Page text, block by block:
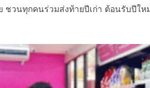
ชวนทุกคนร่วมส่งท้ายปีเก่า ต้อนรับปี